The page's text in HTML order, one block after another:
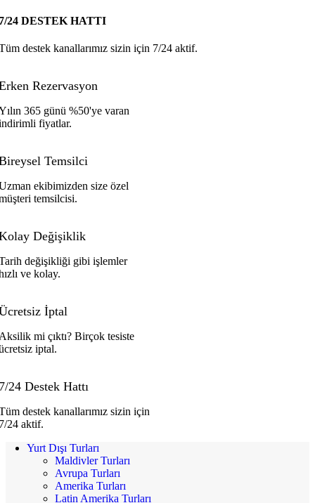
24 DESTEK HATTI
destek kanallarımız sizin için 7/24 aktif.
Rezervasyon
365 günü %50'ye varan
fiyatlar.
Temsilci
ekibimizden size özel
temsilcisi.
Değişiklik
değişikliği gibi işlemler
ve kolay.
İptal
mi çıktı? Birçok tesiste
iptal.
24 Destek Hattı
destek kanallarımız sizin için
24 aktif.
Yurt Dışı Turları
Maldivler Turları
Avrupa Turları
Amerika Turları
Latin Amerika Turları